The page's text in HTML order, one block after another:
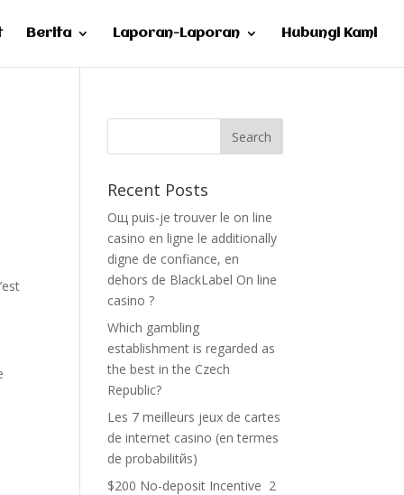
Berita Laporan-Laporan Hubungi Kami
Recent Posts
Oщ puis-je trouver le on line
casino en ligne le additionally
digne de confiance, en
dehors de BlackLabel On line
casino ?
Which gambling
establishment is regarded as
the best in the Czech
Republic?
Les 7 meilleurs jeux de cartes
de internet casino (en termes
de probabilitйs)
$200 No-deposit Incentive ️ 2